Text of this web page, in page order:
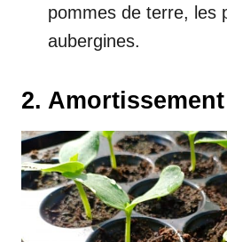
pommes de terre, les
aubergines.
2.